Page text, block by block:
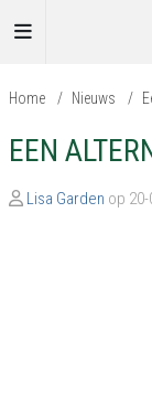
Home / Nieuws /
EEN
Lisa Garden op